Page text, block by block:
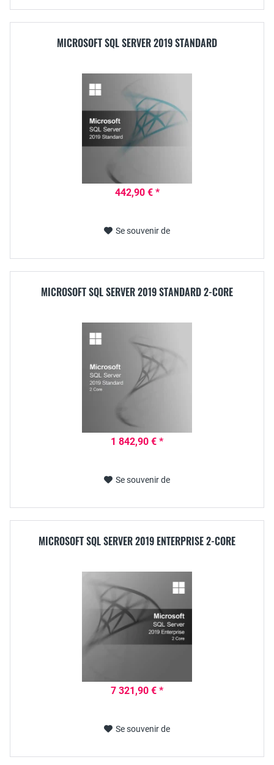
MICROSOFT SQL SERVER 2019 STANDARD
442,90 € *
Se souvenir de
MICROSOFT SQL SERVER 2019 STANDARD 2-CORE
1 842,90 € *
Se souvenir de
MICROSOFT SQL SERVER 2019 ENTERPRISE 2-CORE
7 321,90 € *
Se souvenir de